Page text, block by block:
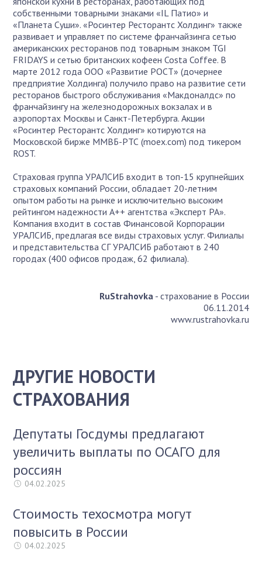
собственными товарными знаками «IL Патио» и
«Планета Суши». «Росинтер Ресторантс Холдинг» также
развивает и управляет по системе франчайзинга сетью
американских ресторанов под товарным знаком TGI
FRIDAYS и сетью британских кофеен Costa Coffee. В
марте 2012 года ООО «Развитие РОСТ» (дочернее
предприятие Холдинга) получило право на развитие сети
ресторанов быстрого обслуживания «Макдоналдс» по
франчайзингу на железнодорожных вокзалах и в
аэропортах Москвы и Санкт-Петербурга. Акции
«Росинтер Ресторантс Холдинг» котируются на
Московской бирже ММВБ-РТС (moex.com) под тикером
ROST.
Страховая группа УРАЛСИБ входит в топ-15 крупнейших
страховых компаний России, обладает 20-летним
опытом работы на рынке и исключительно высоким
рейтингом надежности А++ агентства «Эксперт РА».
Компания входит в состав Финансовой Корпорации
УРАЛСИБ, предлагая все виды страховых услуг. Филиалы
и представительства СГ УРАЛСИБ работают в 240
городах (400 офисов продаж, 62 филиала).
RuStrahovka- страхование в России
06.11.2014
www.rustrahovka.ru
ДРУГИЕ НОВОСТИ
СТРАХОВАНИЯ
Депутаты Госдумы предлагают
увеличить выплаты по ОСАГО для
россиян
04.02.2025
Стоимость техосмотра могут
повысить в России
04.02.2025